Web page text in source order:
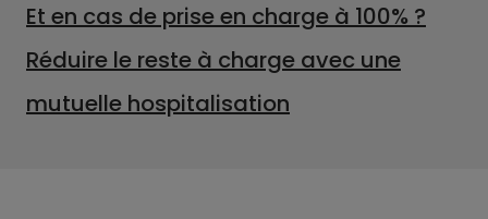
Et en cas de prise en charge à 100% ?
Réduire le reste à charge avec une
mutuelle hospitalisation